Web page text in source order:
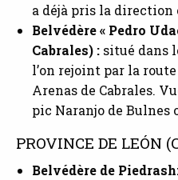
a déjà pris la direction
Belvédère « Pedro
Cabrales) : situé dans
l’on rejoint par la
Arenas de Cabrales.
pic Naranjo de Bulnes
PROVINCE DE LEÓN
Belvédère ­­de